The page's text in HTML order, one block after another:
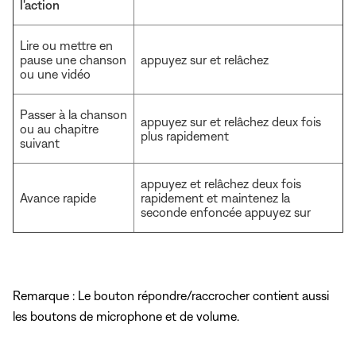
l'action
Lire ou mettre en
pause une chanson
ou une vidéo
appuyez sur et relâchez
Passer à la chanson
ou au chapitre
suivant
appuyez sur et relâchez deux fois
plus rapidement
Avance rapide
appuyez et relâchez deux fois
rapidement et maintenez la
seconde enfoncée appuyez sur
Remarque : Le bouton répondre/raccrocher contient aussi
les boutons de microphone et de volume.